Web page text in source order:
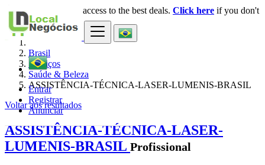
Entrar
Registrar
Anunciar
× Login for faster access to the best deals. Click here if you don't
have an account.
Brasil
Serviços
Saúde & Beleza
ASSISTÊNCIA-TÉCNICA-LASER-LUMENIS-BRASIL
Voltar aos resultados
ASSISTÊNCIA-TÉCNICA-LASER-
LUMENIS-BRASIL Profissional